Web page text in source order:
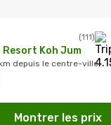
(111)
Resort Koh Jum
depuis le centre-ville
Montrer les prix